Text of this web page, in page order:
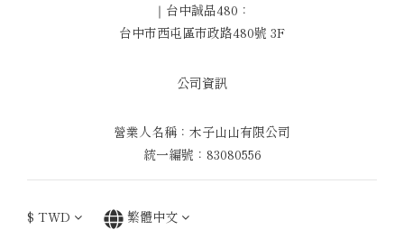
｜台中誠品480：
台中市西屯區市政路480號 3F
公司資訊
營業人名稱：木子山山有限公司
統一編號：83080556
$ TWD 繁體中文